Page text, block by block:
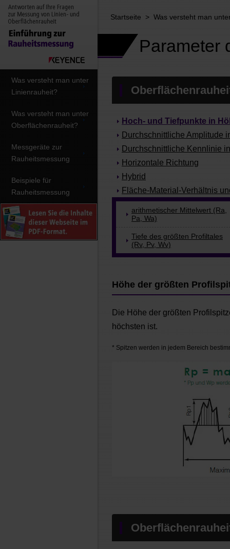
Was versteht man unter
Linienrauheit?
Was versteht man unter
Oberflächenrauheit?
Messgeräte zur
Rauheitsmessung
Beispiele für
Rauheitsmessung
Startseite > Was versteht man
Parameter
Hoch- und Tiefpunkte in
Durchschnittliche Amplitude
Durchschnittliche Kennlinie
Horizontale Richtung
Hybrid
Fläche-Material-Verhältnis
arithmetischer Mittelwert (Ra,
Pa, Wa)
Tiefe des größten Profiltales
(Rv, Pv, Wv)
Höhe der größten
Die Höhe der größten
höchsten ist.
* Spitzen werden in jedem Bereich